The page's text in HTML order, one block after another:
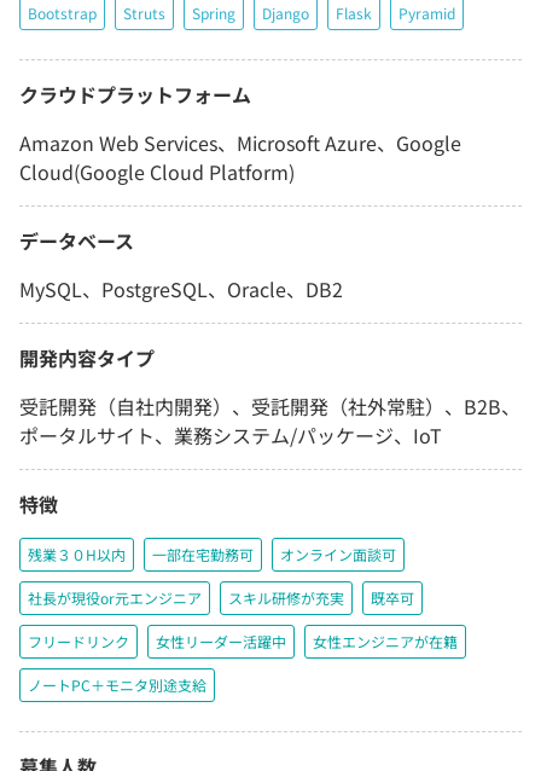
Bootstrap Struts Spring Django Flask Pyramid
クラウドプラットフォーム
Amazon Web Services、Microsoft Azure、Google
Cloud(Google Cloud Platform)
データベース
MySQL、PostgreSQL、Oracle、DB2
開発内容タイプ
受託開発（自社内開発）、受託開発（社外常駐）、B2B、
ポータルサイト、業務システム/パッケージ、IoT
特徴
残業３０H以内 一部在宅勤務可 オンライン面談可
社長が現役or元エンジニア スキル研修が充実 既卒可
フリードリンク 女性リーダー活躍中 女性エンジニアが在籍
ノートPC＋モニタ別途支給